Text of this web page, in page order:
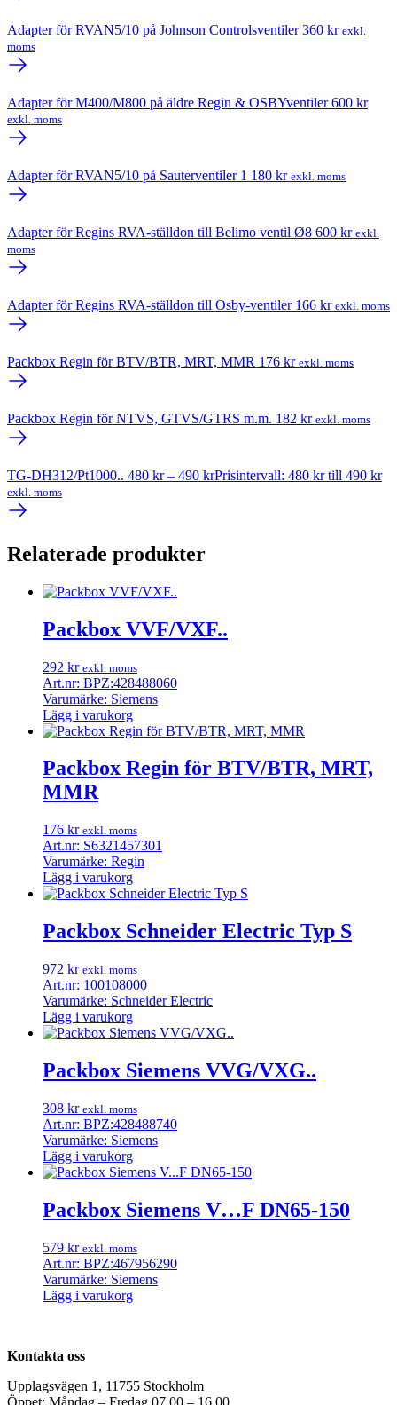
Adapter för RVAN5/10 på Johnson Controlsventiler 360 kr exkl.
moms
Adapter för M400/M800 på äldre Regin & OSBYventiler 600 kr
exkl. moms
Adapter för RVAN5/10 på Sauterventiler 1 180 kr exkl. moms
Adapter för Regins RVA-ställdon till Belimo ventil Ø8 600 kr exkl.
moms
Adapter för Regins RVA-ställdon till Osby-ventiler 166 kr exkl. moms
Packbox Regin för BTV/BTR, MRT, MMR 176 kr exkl. moms
Packbox Regin för NTVS, GTVS/GTRS m.m. 182 kr exkl. moms
TG-DH312/Pt1000.. 480 kr – 490 krPrisintervall: 480 kr till 490 kr
exkl. moms
Relaterade produkter
Packbox VVF/VXF..
292 kr exkl. moms
Art.nr: BPZ:428488060
Varumärke: Siemens
Lägg i varukorg
Packbox Regin för BTV/BTR, MRT,
MMR
176 kr exkl. moms
Art.nr: S6321457301
Varumärke: Regin
Lägg i varukorg
Packbox Schneider Electric Typ S
972 kr exkl. moms
Art.nr: 100108000
Varumärke: Schneider Electric
Lägg i varukorg
Packbox Siemens VVG/VXG..
308 kr exkl. moms
Art.nr: BPZ:428488740
Varumärke: Siemens
Lägg i varukorg
Packbox Siemens V…F DN65-150
579 kr exkl. moms
Art.nr: BPZ:467956290
Varumärke: Siemens
Lägg i varukorg
Kontakta oss
Upplagsvägen 1, 11755 Stockholm
Öppet: Måndag – Fredag 07.00 – 16.00